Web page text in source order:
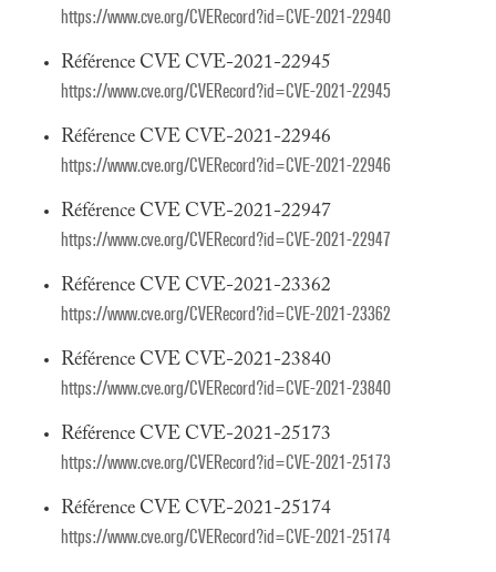
https://www.cve.org/CVERecord?id=CVE-2021-22940
Référence CVE CVE-2021-22945
https://www.cve.org/CVERecord?id=CVE-2021-22945
Référence CVE CVE-2021-22946
https://www.cve.org/CVERecord?id=CVE-2021-22946
Référence CVE CVE-2021-22947
https://www.cve.org/CVERecord?id=CVE-2021-22947
Référence CVE CVE-2021-23362
https://www.cve.org/CVERecord?id=CVE-2021-23362
Référence CVE CVE-2021-23840
https://www.cve.org/CVERecord?id=CVE-2021-23840
Référence CVE CVE-2021-25173
https://www.cve.org/CVERecord?id=CVE-2021-25173
Référence CVE CVE-2021-25174
https://www.cve.org/CVERecord?id=CVE-2021-25174